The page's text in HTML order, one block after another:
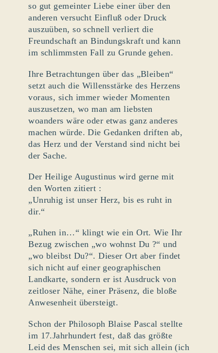
so gut gemeinter Liebe einer über den
anderen versucht Einfluß oder Druck
auszuüben, so schnell verliert die
Freundschaft an Bindungskraft und kann
im schlimmsten Fall zu Grunde gehen.
Ihre Betrachtungen über das „Bleiben“
setzt auch die Willensstärke des Herzens
voraus, sich immer wieder Momenten
auszusetzen, wo man am liebsten
woanders wäre oder etwas ganz anderes
machen würde. Die Gedanken driften ab,
das Herz und der Verstand sind nicht bei
der Sache.
Der Heilige Augustinus wird gerne mit
den Worten zitiert :
„Unruhig ist unser Herz, bis es ruht in
dir.“
„Ruhen in…“ klingt wie ein Ort. Wie Ihr
Bezug zwischen „wo wohnst Du ?“ und
„wo bleibst Du?“. Dieser Ort aber findet
sich nicht auf einer geographischen
Landkarte, sondern er ist Ausdruck von
zeitloser Nähe, einer Präsenz, die bloße
Anwesenheit übersteigt.
Schon der Philosoph Blaise Pascal stellte
im 17.Jahrhundert fest, daß das größte
Leid des Menschen sei, mit sich allein (ich